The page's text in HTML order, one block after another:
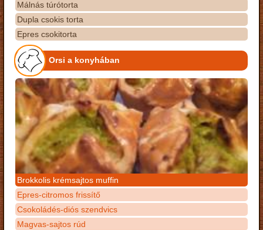
Málnás túrótorta
Dupla csokis torta
Epres csokitorta
Orsi a konyhában
Brokkolis krémsajtos muffin
Epres-citromos frissítő
Csokoládés-diós szendvics
Magvas-sajtos rúd